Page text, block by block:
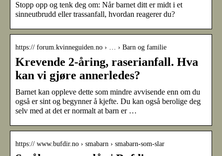
Stopp opp og tenk deg om: Når barnet ditt er midt i et
sinneutbrudd eller trassanfall, hvordan reagerer du?
https:// forum.kvinneguiden.no › … › Barn og familie
Krevende 2-åring, raserianfall. Hva
kan vi gjøre annerledes?
Barnet kan oppleve dette som mindre avvisende enn om du
også er sint og begynner å kjefte. Du kan også berolige deg
selv med at det er normalt at barn er …
https:// www.bufdir.no › smabarn › smabarn-som-slar